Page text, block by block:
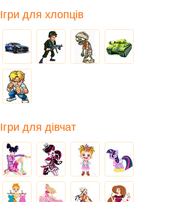
Ігри для хлопців
Ігри для дівчат